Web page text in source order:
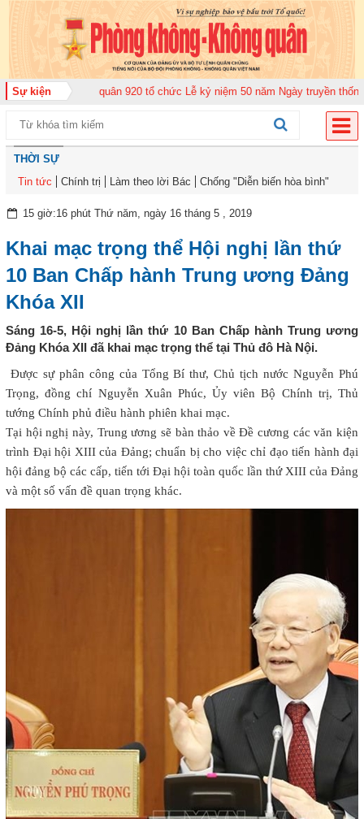
Sự kiện
đoàn Không quân 920 tổ chức Lễ kỷ niệm 50 năm Ngày truyền thống (12-
THỜI SỰ
Tin tức
Chính trị Làm theo lời Bác Chống "Diễn biến hòa bình"
15 giờ:16 phút Thứ năm, ngày 16 tháng 5 , 2019
Khai mạc trọng thể Hội nghị lần thứ
10 Ban Chấp hành Trung ương Đảng
Khóa XII
Sáng 16-5, Hội nghị lần thứ 10 Ban Chấp hành Trung ương
Đảng Khóa XII đã khai mạc trọng thể tại Thủ đô Hà Nội.
Được sự phân công của Tổng Bí thư, Chủ tịch nước Nguyễn Phú
Trọng, đồng chí Nguyễn Xuân Phúc, Ủy viên Bộ Chính trị, Thủ
tướng Chính phủ điều hành phiên khai mạc.
Tại hội nghị này, Trung ương sẽ bàn thảo về Đề cương các văn kiện
trình Đại hội XIII của Đảng; chuẩn bị cho việc chỉ đạo tiến hành đại
hội đảng bộ các cấp, tiến tới Đại hội toàn quốc lần thứ XIII của Đảng
và một số vấn đề quan trọng khác.